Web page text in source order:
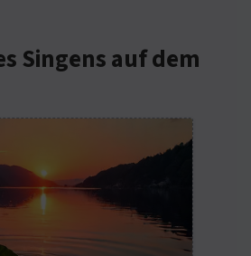
Singens auf dem